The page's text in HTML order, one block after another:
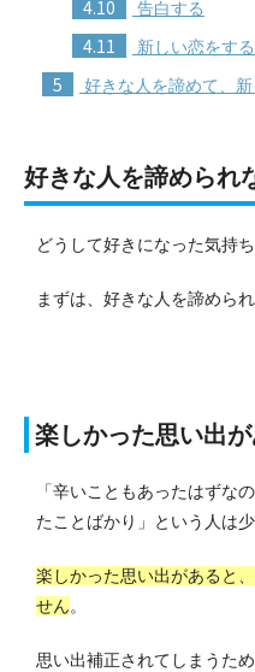
4.10 告白する
4.11 新しい恋をする
5 好きな人を諦めて、
好きな人を諦められ
どうして好きになった気持
まずは、好きな人を諦めら
楽しかった思い出
「辛いこともあったはずな
たことばかり」という人は
楽しかった思い出があると
せん。
思い出補正されてしまうた